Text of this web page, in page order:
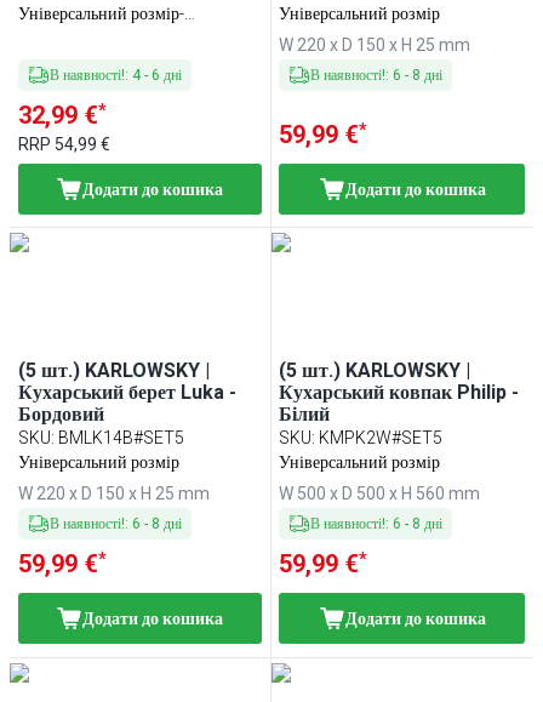
Універсальний розмір-
В наявності!: 4- 6 дні
32,99 €*
RRP 54,99 €
Додати до кошика
Універсальний розмір
W 220 x D 150 x H 25 mm
В наявності!: 6 - 8 дні
59,99 €*
Додати до кошика
(5 шт.) KARLOWSKY |
Кухарський берет Luka -
Бордовий
SKU: BMLK14B#SET5
Універсальний розмір
W 220 x D 150 x H 25 mm
В наявності!: 6 - 8 дні
59,99 €*
Додати до кошика
(5 шт.) KARLOWSKY |
Кухарський ковпак Philip -
Білий
SKU: KMPK2W#SET5
Універсальний розмір
W 500 x D 500 x H 560 mm
В наявності!: 6 - 8 дні
59,99 €*
Додати до кошика